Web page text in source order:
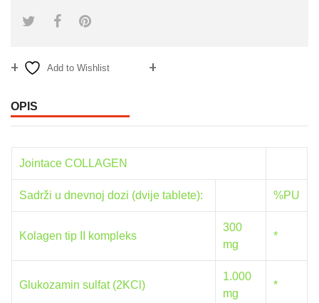
Add to Wishlist
OPIS
Jointace COLLAGEN
Sadrži u dnevnoj dozi (dvije tablete): %PU
Kolagen tip II kompleks
300
mg
*
Glukozamin sulfat (2KCl)
1.000
mg
*